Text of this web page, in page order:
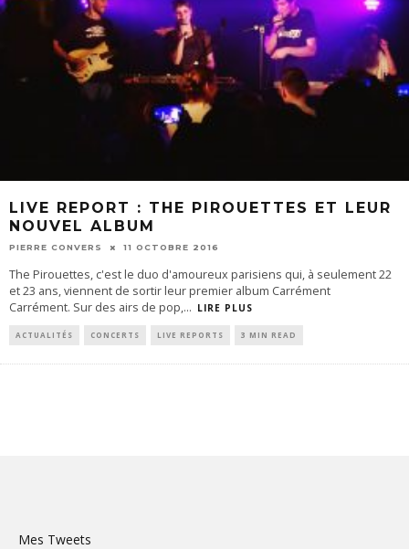
LIVE REPORT : THE PIROUETTES ET LEUR
NOUVEL ALBUM
PIERRE CONVERS 11 OCTOBRE 2016
The Pirouettes, c'est le duo d'amoureux parisiens qui, à seulement 22
et 23 ans, viennent de sortir leur premier album Carrément
Carrément. Sur des airs de pop,... LIRE PLUS
ACTUALITÉS CONCERTS LIVE REPORTS 3 MIN READ
Mes Tweets